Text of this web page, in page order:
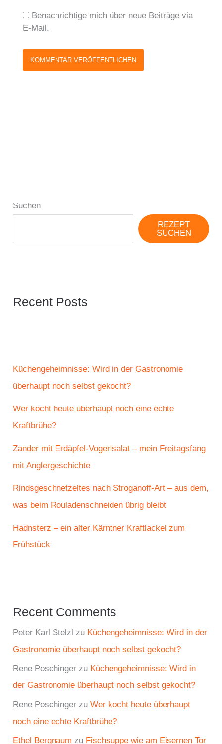
Benachrichtige mich über neue Beiträge via
E-Mail.
Suchen
REZEPT
SUCHEN
Recent Posts
Küchengeheimnisse: Wird in der Gastronomie
überhaupt noch selbst gekocht?
Wer kocht heute überhaupt noch eine echte
Kraftbrühe?
Zander mit Erdäpfel-Vogerlsalat – mein Freitagsfang
mit Anglergeschichte
Rindsgeschnetzeltes nach Stroganoff-Art – aus dem,
was beim Rouladenschneiden übrig bleibt
Hadnsterz – ein alter Kärntner Kraftlackel zum
Frühstück
Recent Comments
Peter Karl Stelzl zu Küchengeheimnisse: Wird in der
Gastronomie überhaupt noch selbst gekocht?
Rene Poschinger zu Küchengeheimnisse: Wird in
der Gastronomie überhaupt noch selbst gekocht?
Rene Poschinger zuWer kocht heute überhaupt
noch eine echte Kraftbrühe?
Ethel Bergnaum zu Fischsuppe wie am Eisernen Tor